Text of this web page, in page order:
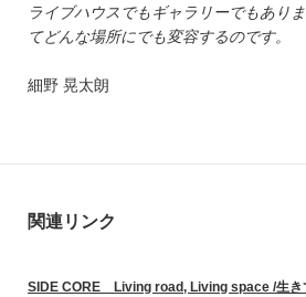
ライブハウスでもギャラリーでもあり
てどんな場所にでも変容するのです。
細野 晃太朗
関連リンク
SIDE CORE Living road, Living space /生き